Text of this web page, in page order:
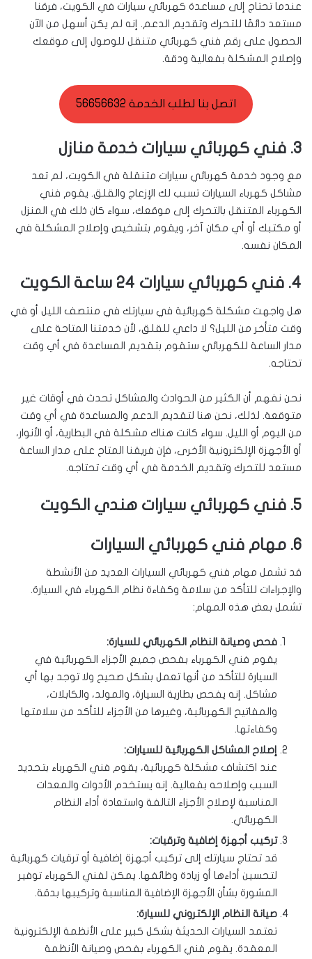
عندما تحتاج إلى مساعدة كهربائي سيارات في الكويت، فرقنا
مستعد دائمًا للتحرك وتقديم الدعم. إنه لم يكن أسهل من الآن
الحصول على رقم فني كهربائي متنقل للوصول إلى موقعك
وإصلاح المشكلة بفعالية ودقة.
اتصل بنا لطلب الخدمة 56656632
3. فني كهربائي سيارات خدمة منازل
مع وجود خدمة كهربائي سيارات متنقلة في الكويت، لم تعد
مشاكل كهرباء السيارات تسبب لك الإزعاج والقلق. يقوم فني
الكهرباء المتنقل بالتحرك إلى موقعك، سواء كان ذلك في المنزل
أو مكتبك أو أي مكان آخر، ويقوم بتشخيص وإصلاح المشكلة في
المكان نفسه.
4. فني كهربائي سيارات 24 ساعة الكويت
هل واجهت مشكلة كهربائية في سيارتك في منتصف الليل أو في
وقت متأخر من الليل؟ لا داعي للقلق، لأن خدمتنا المتاحة على
مدار الساعة للكهربائي ستقوم بتقديم المساعدة في أي وقت
تحتاجه.
نحن نفهم أن الكثير من الحوادث والمشاكل تحدث في أوقات غير
متوقعة. لذلك، نحن هنا لتقديم الدعم والمساعدة في أي وقت
من اليوم أو الليل. سواء كانت هناك مشكلة في البطارية، أو الأنوار،
أو الأجهزة الإلكترونية الأخرى، فإن فريقنا المتاح على مدار الساعة
مستعد للتحرك وتقديم الخدمة في أي وقت تحتاجه.
5. فني كهربائي سيارات هندي الكويت
6. مهام فني كهربائي السيارات
قد تشمل مهام فني كهربائي السيارات العديد من الأنشطة
والإجراءات للتأكد من سلامة وكفاءة نظام الكهرباء في السيارة.
تشمل بعض هذه المهام:
فحص وصيانة النظام الكهربائي للسيارة:
يقوم فني الكهرباء بفحص جميع الأجزاء الكهربائية في
السيارة للتأكد من أنها تعمل بشكل صحيح ولا توجد بها أي
مشاكل. إنه يفحص بطارية السيارة، والمولد، والكابلات،
والمفاتيح الكهربائية، وغيرها من الأجزاء للتأكد من سلامتها
وكفاءتها.
إصلاح المشاكل الكهربائية للسيارات:
عند اكتشاف مشكلة كهربائية، يقوم فني الكهرباء بتحديد
السبب وإصلاحه بفعالية. إنه يستخدم الأدوات والمعدات
المناسبة لإصلاح الأجزاء التالفة واستعادة أداء النظام
الكهربائي.
تركيب أجهزة إضافية وترقيات:
قد تحتاج سيارتك إلى تركيب أجهزة إضافية أو ترقيات كهربائية
لتحسين أداءها أو زيادة وظائفها. يمكن لفني الكهرباء توفير
المشورة بشأن الأجهزة الإضافية المناسبة وتركيبها بدقة.
صيانة النظام الإلكتروني للسيارة:
تعتمد السيارات الحديثة بشكل كبير على الأنظمة الإلكترونية
المعقدة. يقوم فني الكهرباء بفحص وصيانة الأنظمة